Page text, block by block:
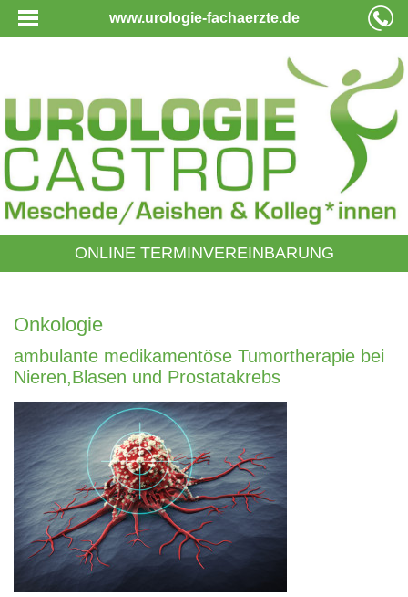
www.urologie-fachaerzte.de
ONLINE TERMINVEREINBARUNG
Onkologie
ambulante medikamentöse Tumortherapie bei
Nieren,Blasen und Prostatakrebs